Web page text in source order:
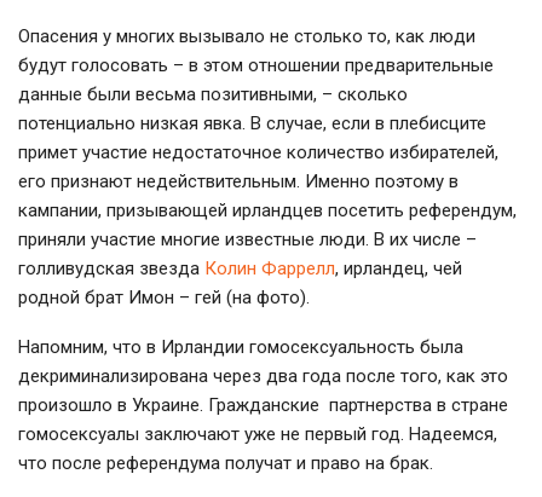
Опасения у многих вызывало не столько то, как люди
будут голосовать – в этом отношении предварительные
данные были весьма позитивными, – сколько
потенциально низкая явка. В случае, если в плебисците
примет участие недостаточное количество избирателей,
его признают недействительным. Именно поэтому в
кампании, призывающей ирландцев посетить референдум,
приняли участие многие известные люди. В их числе –
голливудская звезда Колин Фаррелл, ирландец, чей
родной брат Имон – гей (на фото).
Напомним, что в Ирландии гомосексуальность была
декриминализирована через два года после того, как это
произошло в Украине. Гражданские партнерства в стране
гомосексуалы заключают уже не первый год. Надеемся,
что после референдума получат и право на брак.